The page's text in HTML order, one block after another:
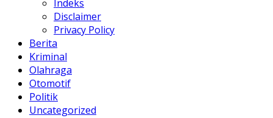
Indeks
Disclaimer
Privacy Policy
Berita
Kriminal
Olahraga
Otomotif
Politik
Uncategorized